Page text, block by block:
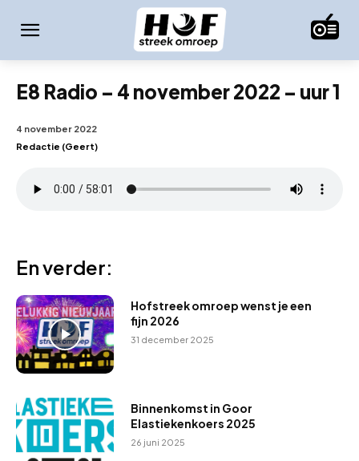
E8 Radio – 4 november 2022 – uur 1
4 november 2022
Redactie (Geert)
En verder:
Hofstreek omroep wenst je een
fijn 2026
31 december 2025
Binnenkomst in Goor
Elastiekenkoers 2025
26 juni 2025